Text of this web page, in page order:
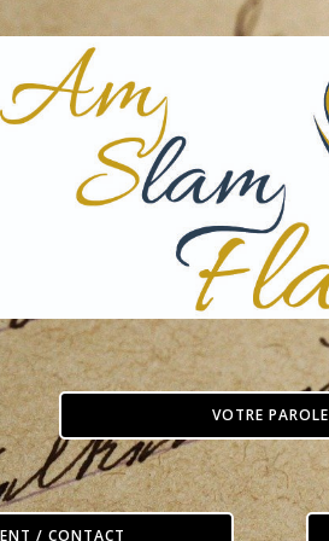
VOTRE PAROLE
/ CONTACT